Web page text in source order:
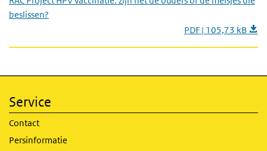
beslissen?
PDF | 105,73 kB
Service
Contact
Persinformatie